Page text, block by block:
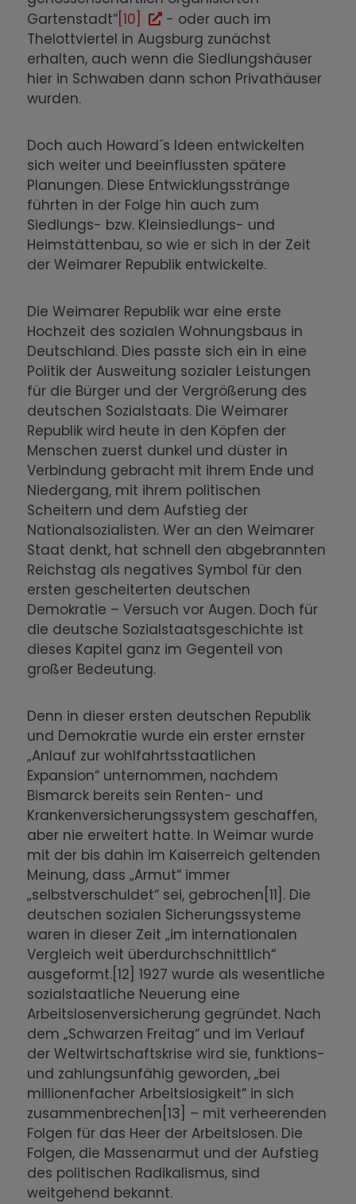
Gartenstadt“ [10]
- oder auch im
Thelottviertel in Augsburg zunächst
erhalten, auch wenn die Siedlungshäuser
hier in Schwaben dann schon Privathäuser
wurden.
Doch auch Howard´s Ideen entwickelten
sich weiter und beeinflussten spätere
Planungen. Diese Entwicklungsstränge
führten in der Folge hin auch zum
Siedlungs- bzw. Kleinsiedlungs- und
Heimstättenbau, so wie er sich in der Zeit
der Weimarer Republik entwickelte.
Die Weimarer Republik war eine erste
Hochzeit des sozialen Wohnungsbaus in
Deutschland. Dies passte sich ein in eine
Politik der Ausweitung sozialer Leistungen
für die Bürger und der Vergrößerung des
deutschen Sozialstaats. Die Weimarer
Republik wird heute in den Köpfen der
Menschen zuerst dunkel und düster in
Verbindung gebracht mit ihrem Ende und
Niedergang, mit ihrem politischen
Scheitern und dem Aufstieg der
Nationalsozialisten. Wer an den Weimarer
Staat denkt, hat schnell den abgebrannten
Reichstag als negatives Symbol für den
ersten gescheiterten deutschen
Demokratie – Versuch vor Augen. Doch für
die deutsche Sozialstaatsgeschichte ist
dieses Kapitel ganz im Gegenteil von
großer Bedeutung.
Denn in dieser ersten deutschen Republik
und Demokratie wurde ein erster ernster
„Anlauf zur wohlfahrtsstaatlichen
Expansion“ unternommen, nachdem
Bismarck bereits sein Renten- und
Krankenversicherungssystem geschaffen,
aber nie erweitert hatte. In Weimar wurde
mit der bis dahin im Kaiserreich geltenden
Meinung, dass „Armut“ immer
„selbstverschuldet“ sei, gebrochen[11]. Die
deutschen sozialen Sicherungssysteme
waren in dieser Zeit „im internationalen
Vergleich weit überdurchschnittlich“
ausgeformt.[12] 1927 wurde als wesentliche
sozialstaatliche Neuerung eine
Arbeitslosenversicherung gegründet. Nach
dem „Schwarzen Freitag“ und im Verlauf
der Weltwirtschaftskrise wird sie, funktions-
und zahlungsunfähig geworden, „bei
millionenfacher Arbeitslosigkeit“ in sich
zusammenbrechen[13] – mit verheerenden
Folgen für das Heer der Arbeitslosen. Die
Folgen, die Massenarmut und der Aufstieg
des politischen Radikalismus, sind
weitgehend bekannt.